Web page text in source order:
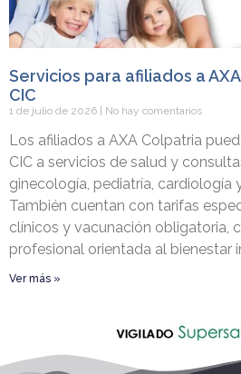
Servicios para afiliados a
CIC
1 de julio de 2026 No hay comentarios
Los afiliados a AXA Colpatria
CIC a servicios de salud y
ginecología, pediatría, cardiología
También cuentan con tarifas
clínicos y vacunación obligatoria,
profesional orientada al bienestar
Ver más »